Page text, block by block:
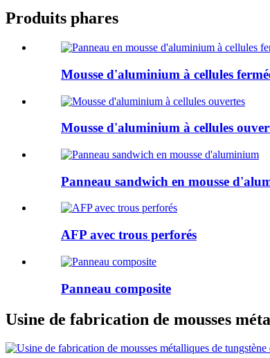
Produits phares
Mousse d'aluminium à cellules
Mousse d'aluminium à cellules
Panneau sandwich en mousse
AFP avec trous perforés
Panneau composite
Usine de fabrication de mousses